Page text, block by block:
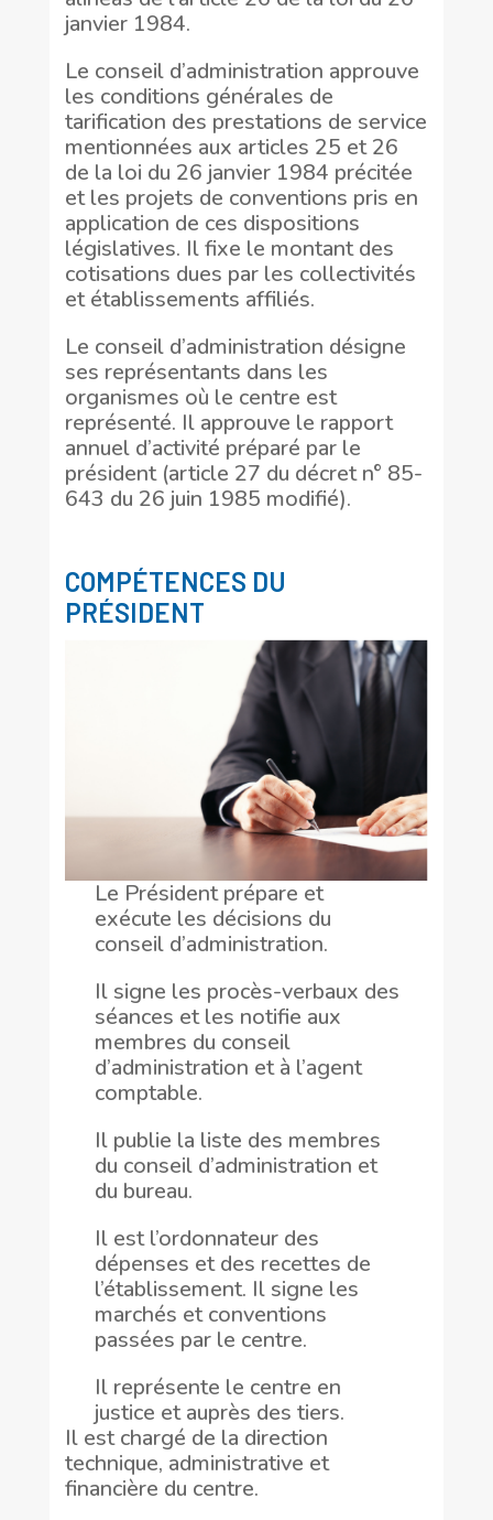
janvier 1984.
Le conseil d’administration approuve
les conditions générales de
tarification des prestations de service
mentionnées aux articles 25 et 26
de la loi du 26 janvier 1984 précitée
et les projets de conventions pris en
application de ces dispositions
législatives. Il fixe le montant des
cotisations dues par les collectivités
et établissements affiliés.
Le conseil d’administration désigne
ses représentants dans les
organismes où le centre est
représenté. Il approuve le rapport
annuel d’activité préparé par le
président (article 27 du décret n° 85-
643 du 26 juin 1985 modifié).
COMPÉTENCES DU
PRÉSIDENT
Le Président prépare et
exécute les décisions du
conseil d’administration.
Il signe les procès-verbaux des
séances et les notifie aux
membres du conseil
d’administration et à l’agent
comptable.
Il publie la liste des membres
du conseil d’administration et
du bureau.
Il est l’ordonnateur des
dépenses et des recettes de
l’établissement. Il signe les
marchés et conventions
passées par le centre.
Il représente le centre en
justice et auprès des tiers.
Il est chargé de la direction
technique, administrative et
financière du centre.